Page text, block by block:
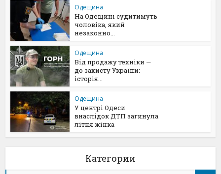
Одещина
На Одещині судитимуть
чоловіка, який
незаконно...
Одещина
Від продажу техніки —
до захисту України:
історія...
Одещина
У центрі Одеси
внаслідок ДТП загинула
літня жінка
Категории